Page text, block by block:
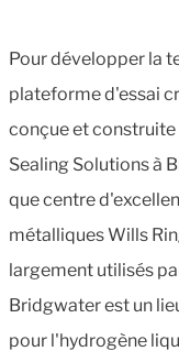
Pour développer la
plateforme d'essai
conçue et
Sealing Solutions à
que centre
métalliques Wills
largement utilisés
Bridgwater est un
pour l'hydrogène